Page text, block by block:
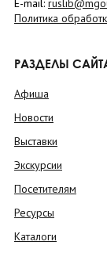
E-mail:
Политика
РАЗДЕЛЫ
Афиша
Новости
Выставки
Экскурсии
Посетителям
Ресурсы
Каталоги